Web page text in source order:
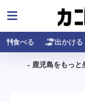
食べる 出かける
- 鹿児島をもっと